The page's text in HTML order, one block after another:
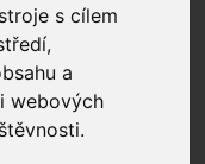
s cílem
a
webových